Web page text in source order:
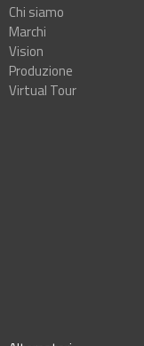
Chi siamo
Marchi
Vision
Produzione
Virtual Tour